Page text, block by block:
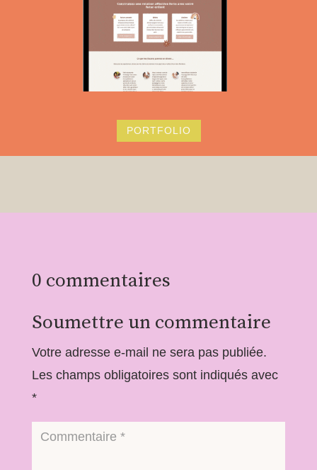
PORTFOLIO
0 commentaires
Soumettre un commentaire
Votre adresse e-mail ne sera pas publiée.
Les champs obligatoires sont indiqués avec
*